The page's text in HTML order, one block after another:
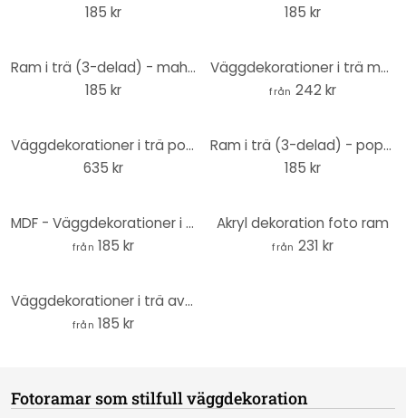
185 kr
185 kr
Ram i trä (3-delad) - mahognyträ
185 kr
Väggdekorationer i trä mahogny - Ram för foto
från 242 kr
Väggdekorationer i trä poppel - XXL fotoram barock
635 kr
Ram i trä (3-delad) - poppelträ
185 kr
MDF - Väggdekorationer i trä - Ram för foto
från 185 kr
Akryl dekoration foto ram
från 231 kr
Väggdekorationer i trä av poppel - Ram för foto
från 185 kr
Fotoramar som stilfull väggdekoration